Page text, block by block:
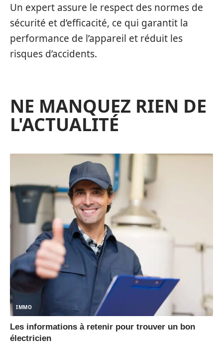
Un expert assure le respect des normes de
sécurité et d’efficacité, ce qui garantit la
performance de l’appareil et réduit les
risques d’accidents.
NE MANQUEZ RIEN DE
L'ACTUALITÉ
IMMO
Les informations à retenir pour trouver un bon
électricien